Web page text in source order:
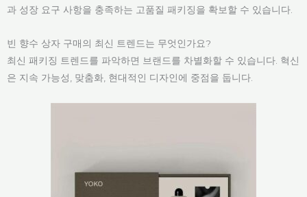
과 성장 요구 사항을 충족하는 고품질 패키징을 확보할 수 있습니다.
빈 향수 상자 구매의 최신 트렌드는 무엇인가요?
최신 패키징 트렌드를 파악하면 브랜드를 차별화할 수 있습니다. 혁신
은 지속 가능성, 맞춤화, 현대적인 디자인에 중점을 둡니다.